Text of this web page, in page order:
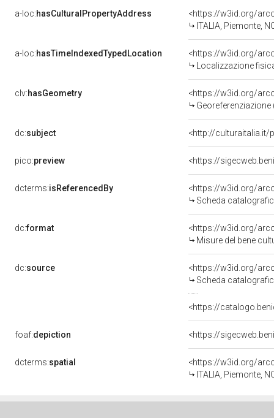
a-loc:hasCulturalPropertyAddress
<https://w3id.org/
ITALIA, Piemonte,
a-loc:hasTimeIndexedTypedLocation
<https://w3id.org/
Localizzazione
clv:hasGeometry
<https://w3id.org/
dc:subject <http://culturaitalia.it/
pico:preview <https://
dcterms:isReferencedBy
<https://w3id.org/
Scheda
dc:format
<https://w3id.org/
Misure del bene
dc:source
<https://w3id.org/
Scheda
<https://
foaf:depiction <https://
dcterms:spatial
<https://w3id.org/
ITALIA, Piemonte,